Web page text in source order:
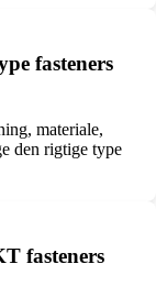
fasteners
materiale,
den rigtige type
fasteners